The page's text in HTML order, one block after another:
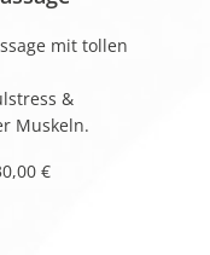
mit tollen
&
Muskeln.
€